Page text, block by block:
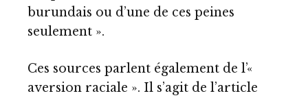
burundais ou d’une de ces peines
seulement ».
Ces sources parlent également de l’«
aversion raciale ». Il s’agit de l’article